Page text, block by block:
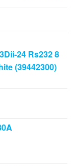
24 Rs232 8
(39442300)